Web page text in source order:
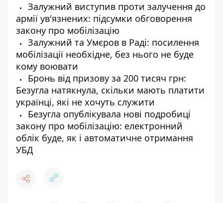
Залужний виступив проти залучення до
армії ув'язнених: підсумки обговорення
закону про мобілізацію
Залужний та Умєров в Раді: посилення
мобілізації необхідне, без нього не буде
кому воювати
Бронь від призову за 200 тисяч грн:
Безугла натякнула, скільки мають платити
українці, які не хочуть служити
Безугла опублікувала нові подробиці
закону про мобілізацію: електронний
облік буде, як і автоматичне отримання
УБД